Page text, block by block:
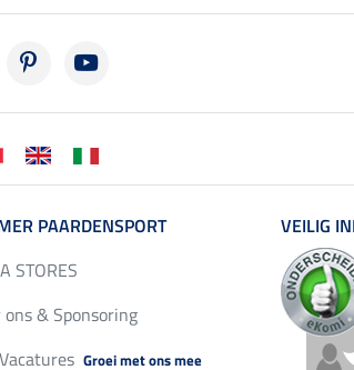
PAARDENSPORT
STORES
ons & Sponsoring
Vacatures Groei met ons mee
VEILIG